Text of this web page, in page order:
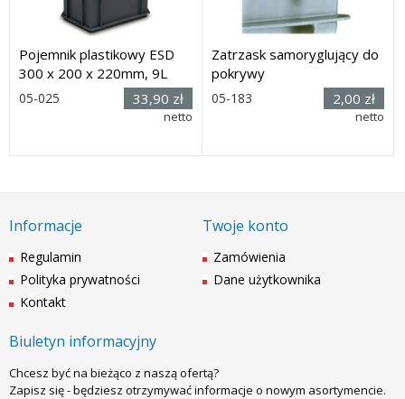
Pojemnik plastikowy ESD
300 x 200 x 220mm, 9L
05-025 33,90 zł
netto
Zatrzask samoryglujący do
pokrywy
05-183 2,00 zł
netto
Informacje
Regulamin
Polityka prywatności
Kontakt
Twoje konto
Zamówienia
Dane użytkownika
Biuletyn informacyjny
Chcesz być na bieżąco z naszą ofertą?
Zapisz się - będziesz otrzymywać informacje o nowym asortymencie.